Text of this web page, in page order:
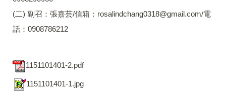
(二) 副召：張嘉芸/信箱：rosalindchang0318@gmail.com/電
話：0908786212
1151101401-2.pdf
1151101401-1.jpg